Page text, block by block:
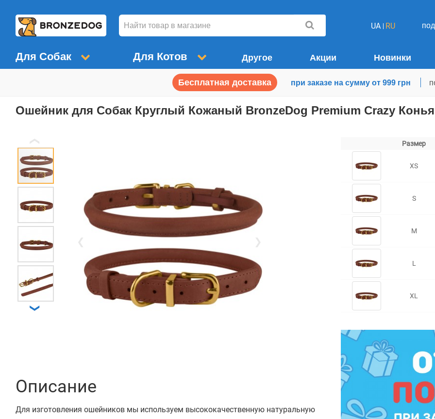
UA RU
Для Собак Для Котов Другое Акции Новинки
Бесплатная доставка при заказе на сумму от 999 грн
Ошейник для Собак Круглый Кожаный BronzeDog Premium Crazy
❯
Описание
Для изготовления ошейников мы используем высококачественную натуральную
Размер
XS
S
M
L
XL